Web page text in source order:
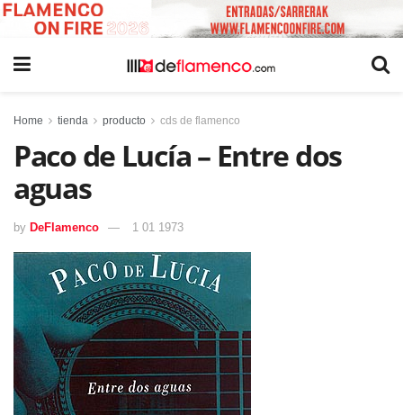
Home tienda producto cds de flamenco
Paco de Lucía – Entre dos
aguas
by DeFlamenco 1 01 1973